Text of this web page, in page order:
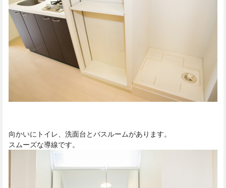
向かいにトイレ、洗面台とバスルームがあります。
スムーズな導線です。